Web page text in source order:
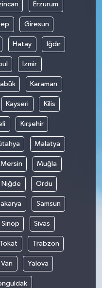
Erzurum
Giresun
Hatay Iğdır
İzmir
Karaman
Kayseri Kilis
Kırşehir
Malatya
Mersin Muğla
Niğde Ordu
Samsun
Sinop Sivas
Tokat Trabzon
Van Yalova